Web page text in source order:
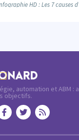
automation et ABM :
objectifs.